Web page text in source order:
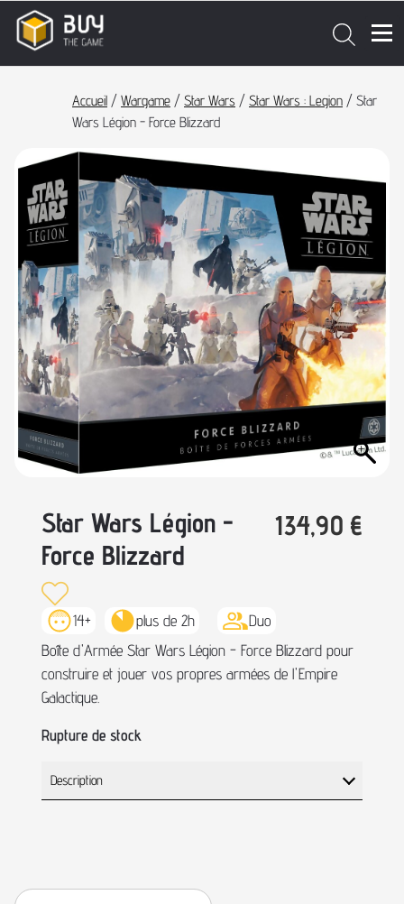
Accueil / Wargame / Star Wars / Star Wars : Legion / Star
Wars Légion - Force Blizzard
Star Wars Légion -
Force Blizzard
134,90 €
14+ plus de 2h
Duo
Boîte d'Armée Star Wars Légion - Force Blizzard pour
construire et jouer vos propres armées de l'Empire
Galactique.
Rupture de stock
Description